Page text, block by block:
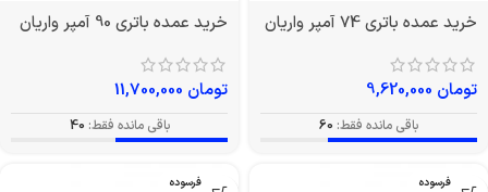
خرید عمده باتری 74 آمپر واریان
تومان
باقی مانده فقط: 60
خرید عمده باتری 90 آمپر واریان
تومان
باقی مانده فقط: 40
بدون فرسوده بدون فرسوده